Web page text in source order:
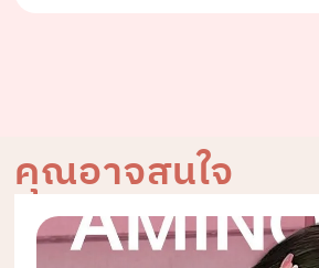
คุณอาจสนใจ